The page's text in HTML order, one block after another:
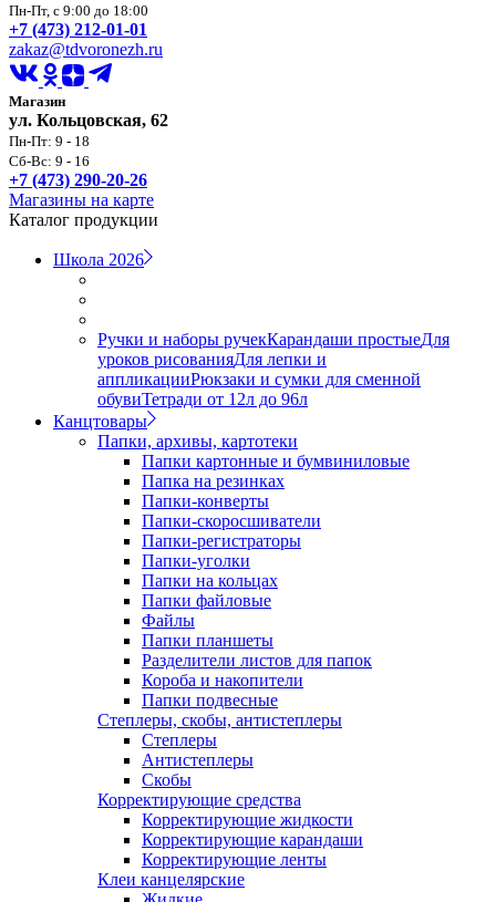
Пн-Пт, с 9:00 до 18:00
+7 (473) 212-01-01
zakaz@tdvoronezh.ru
Магазин
ул. Кольцовская, 62
Пн-Пт: 9 - 18
Сб-Вс: 9 - 16
+7 (473) 290-20-26
Магазины на карте
Каталог продукции
Школа 2026
Ручки и наборы ручекКарандаши простыеДля
уроков рисованияДля лепки и
аппликацииРюкзаки и сумки для сменной
обувиТетради от 12л до 96л
Канцтовары
Папки, архивы, картотеки
Папки картонные и бумвиниловые
Папка на резинках
Папки-конверты
Папки-скоросшиватели
Папки-регистраторы
Папки-уголки
Папки на кольцах
Папки файловые
Файлы
Папки планшеты
Разделители листов для папок
Короба и накопители
Папки подвесные
Степлеры, скобы, антистеплеры
Степлеры
Антистеплеры
Скобы
Корректирующие средства
Корректирующие жидкости
Корректирующие карандаши
Корректирующие ленты
Клеи канцелярские